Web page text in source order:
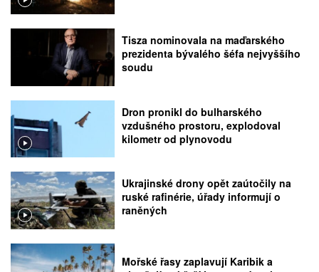
Tisza nominovala na maďarského
prezidenta bývalého šéfa nejvyššího
soudu
Dron pronikl do bulharského
vzdušného prostoru, explodoval
kilometr od plynovodu
Ukrajinské drony opět zaútočily na
ruské rafinérie, úřady informují o
raněných
Mořské řasy zaplavují Karibik a